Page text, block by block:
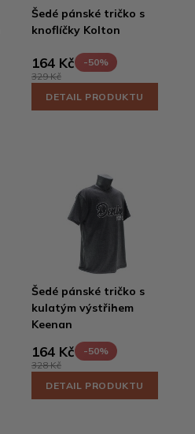
Šedé pánské tričko s
knoflíčky Kolton
164 Kč
-50%
329 Kč
DETAIL PRODUKTU
Šedé pánské tričko s
kulatým výstřihem
Keenan
164 Kč
-50%
328 Kč
DETAIL PRODUKTU